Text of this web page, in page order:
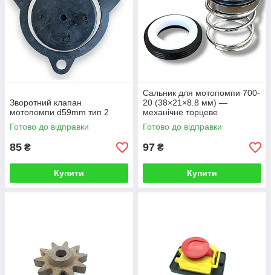
Зворотний клапан
мотопомпи d59mm тип 2
Готово до відправки
85 ₴
Купити
Сальник для мотопомпи 700-
20 (38×21×8.8 мм) —
механічне торцеве
ущільнення
Готово до відправки
97 ₴
Купити